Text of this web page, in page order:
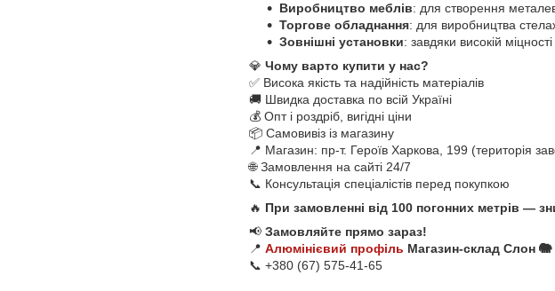
Виробництво меблів: для створення
Торгове обладнання: для виробництва
Зовнішні установки: завдяки високій
💎 Чому варто купити у нас?
✅ Висока якість та надійність матеріалів
🚚 Швидка доставка по всій Україні
💰 Опт і роздріб, вигідні ціни
📦 Самовивіз із магазину
📍 Магазин: пр-т. Героїв Харкова, 199 (територія
🌐 Замовлення на сайті 24/7
📞 Консультація спеціалістів перед покупкою
🔥 При замовленні від 100 погонних метрів —
📢 Замовляйте прямо зараз!
📍 Алюмінієвий профіль Магазин-склад Слон 🐘
📞 +380 (67) 575-41-65